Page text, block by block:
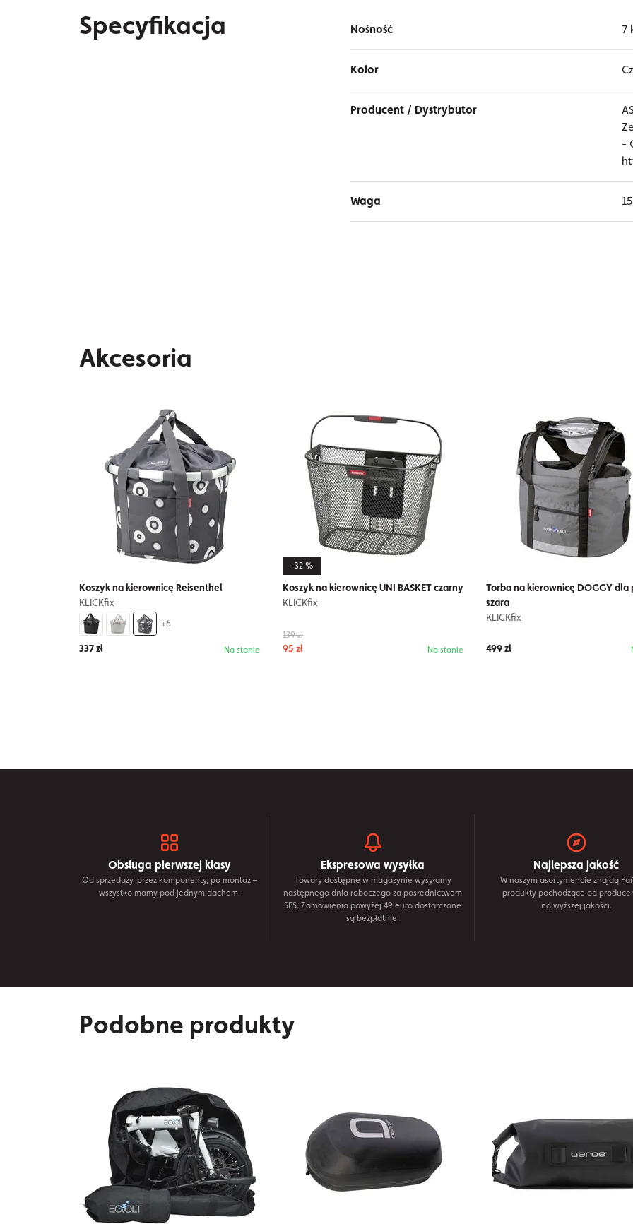
Specyfikacja Nośność 7
Kolor
Producent / Dystrybutor
-
Waga
Akcesoria
Koszyk na kierownicę Reisenthel
KLICKfix
+6
337 zł Na stanie
-32 %
Koszyk na kierownicę UNI BASKET czarny
KLICKfix
139 zł
95 zł Na stanie
Torba na kierownicę DOGGY dla
szara
KLICKfix
499 zł
Obsługa pierwszej klasy
Od sprzedaży, przez komponenty, po montaż –
wszystko mamy pod jednym dachem.
Ekspresowa wysyłka
Towary dostępne w magazynie wysyłamy
następnego dnia roboczego za pośrednictwem
SPS. Zamówienia powyżej 49 euro dostarczane
są bezpłatnie.
Najlepsza jakość
W naszym asortymencie znajdą
produkty pochodzące od
najwyższej jakości.
Podobne produkty